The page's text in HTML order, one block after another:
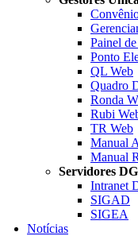
Painel
Ponto
QL Web
Quadro
Ronda
Rubi
TR Web
Manual
Manual
Servidores
Intranet
SIGAD
SIGEA
Notícias